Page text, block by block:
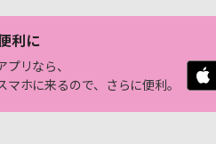
利に
リなら、
マホに来るので、さらに便利。